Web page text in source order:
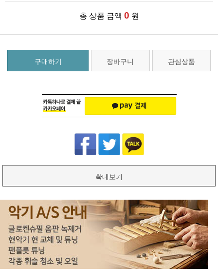
총 상품 금액 0 원
구매하기 장바구니 관심상품
확대보기